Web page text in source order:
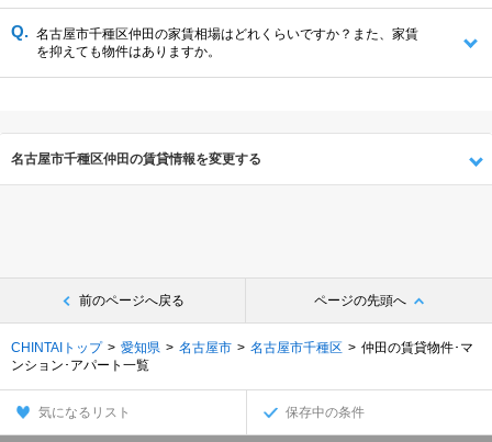
名古屋市千種区仲田の家賃相場はどれくらいですか？また、家賃
を抑えても物件はありますか。
名古屋市千種区仲田の賃貸情報を変更する
前のページへ戻る ページの先頭へ
CHINTAIトップ 愛知県 名古屋市 名古屋市千種区
仲田の賃貸物件･マ
ンション･アパート一覧
気になるリスト 保存中の条件